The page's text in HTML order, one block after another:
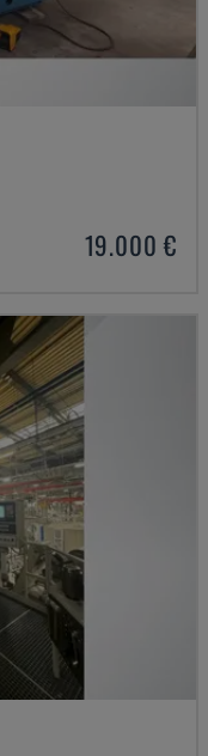
19.000 €